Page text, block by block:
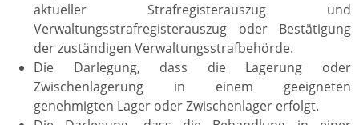
aktueller Strafregisterauszug und
Verwaltungsstrafregisterauszug oder Bestätigung
der zuständigen Verwaltungsstrafbehörde.
Die Darlegung, dass die Lagerung oder
Zwischenlagerung in einem geeigneten
genehmigten Lager oder Zwischenlager erfolgt.